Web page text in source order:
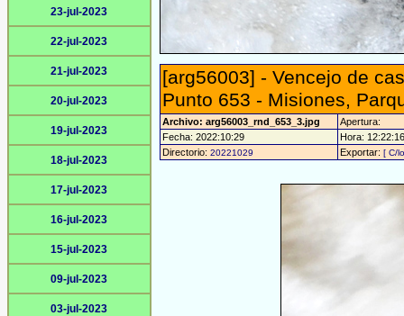
23-jul-2023
22-jul-2023
21-jul-2023
20-jul-2023
19-jul-2023
18-jul-2023
17-jul-2023
16-jul-2023
15-jul-2023
09-jul-2023
03-jul-2023
[arg56003] - Vencejo de
Punto 653 - Misiones,
Archivo: arg56003_rnd_653_3.jpg
Apertura:
Fecha: 2022:10:29
Hora:
Directorio: 20221029 Exportar: [ C/